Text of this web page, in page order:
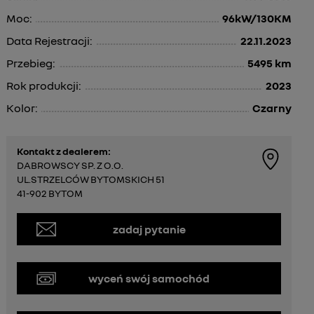
Moc:
96kW/130KM
Data Rejestracji:
22.11.2023
Przebieg:
5495 km
Rok produkcji:
2023
Kolor:
Czarny
Kontakt z dealerem:
DABROWSCY SP. Z O.O.
UL.STRZELCÓW BYTOMSKICH 51
41-902 BYTOM
zadaj pytanie
wyceń swój samochód